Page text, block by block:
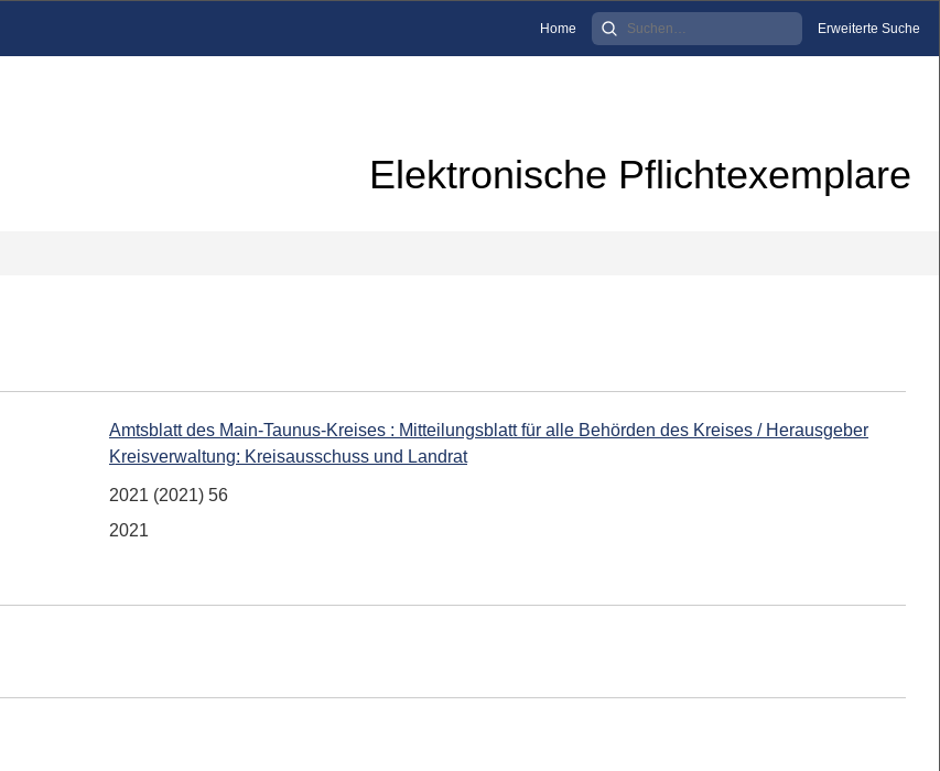
Home Erweiterte Suche
Elektronische Pflichtexemplare
Amtsblatt des Main-Taunus-Kreises : Mitteilungsblatt für alle Behörden des Kreises / Herausgeber
Kreisverwaltung: Kreisausschuss und Landrat
2021 (2021) 56
2021